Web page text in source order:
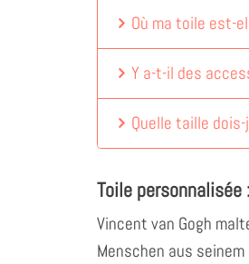
Où ma toile est-
Y a-t-il des
Quelle taille
Toile
Vincent van Gogh
Menschen aus